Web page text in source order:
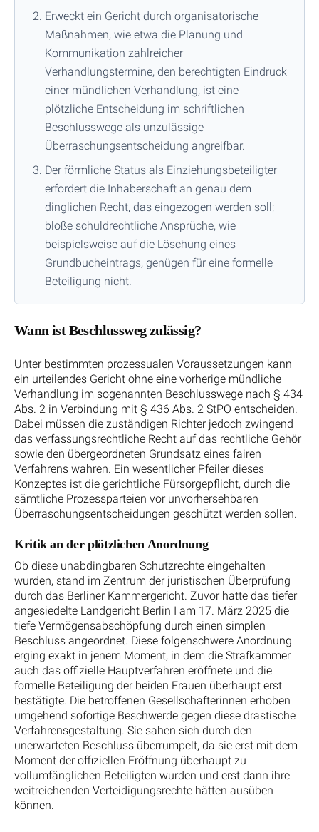
Erweckt ein Gericht durch organisatorische
Maßnahmen, wie etwa die Planung und
Kommunikation zahlreicher
Verhandlungstermine, den berechtigten Eindruck
einer mündlichen Verhandlung, ist eine
plötzliche Entscheidung im schriftlichen
Beschlusswege als unzulässige
Überraschungsentscheidung angreifbar.
Der förmliche Status als Einziehungsbeteiligter
erfordert die Inhaberschaft an genau dem
dinglichen Recht, das eingezogen werden soll;
bloße schuldrechtliche Ansprüche, wie
beispielsweise auf die Löschung eines
Grundbucheintrags, genügen für eine formelle
Beteiligung nicht.
Wann ist Beschlussweg zulässig?
Unter bestimmten prozessualen Voraussetzungen kann
ein urteilendes Gericht ohne eine vorherige mündliche
Verhandlung im sogenannten Beschlusswege nach § 434
Abs. 2 in Verbindung mit § 436 Abs. 2 StPO entscheiden.
Dabei müssen die zuständigen Richter jedoch zwingend
das verfassungsrechtliche Recht auf das rechtliche Gehör
sowie den übergeordneten Grundsatz eines fairen
Verfahrens wahren. Ein wesentlicher Pfeiler dieses
Konzeptes ist die gerichtliche Fürsorgepflicht, durch die
sämtliche Prozessparteien vor unvorhersehbaren
Überraschungsentscheidungen geschützt werden sollen.
Kritik an der plötzlichen Anordnung
Ob diese unabdingbaren Schutzrechte eingehalten
wurden, stand im Zentrum der juristischen Überprüfung
durch das Berliner Kammergericht. Zuvor hatte das tiefer
angesiedelte Landgericht Berlin I am 17. März 2025 die
tiefe Vermögensabschöpfung durch einen simplen
Beschluss angeordnet. Diese folgenschwere Anordnung
erging exakt in jenem Moment, in dem die Strafkammer
auch das offizielle Hauptverfahren eröffnete und die
formelle Beteiligung der beiden Frauen überhaupt erst
bestätigte. Die betroffenen Gesellschafterinnen erhoben
umgehend sofortige Beschwerde gegen diese drastische
Verfahrensgestaltung. Sie sahen sich durch den
unerwarteten Beschluss überrumpelt, da sie erst mit dem
Moment der offiziellen Eröffnung überhaupt zu
vollumfänglichen Beteiligten wurden und erst dann ihre
weitreichenden Verteidigungsrechte hätten ausüben
können.